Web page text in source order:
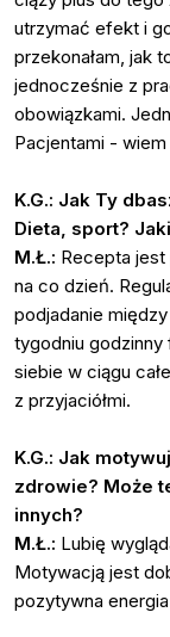
utrzymać efekt i
przekonałam, jak
jednocześnie z
obowiązkami.
Pacjentami -
K.G.: Jak Ty
Dieta, sport?
M.Ł.: Recepta
na co dzień.
podjadanie między
tygodniu
siebie w ciągu
z przyjaciółmi.
K.G.: Jak
zdrowie? Może
innych?
M.Ł.: Lubię
Motywacją jest
pozytywna